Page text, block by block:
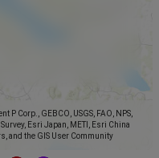
P Corp., GEBCO, USGS, FAO, NPS,
Esri Japan, METI, Esri China
and the GIS User Community